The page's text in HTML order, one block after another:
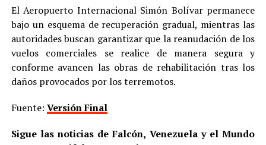
El Aeropuerto Internacional Simón Bolívar permanece
bajo un esquema de recuperación gradual, mientras las
autoridades buscan garantizar que la reanudación de los
vuelos comerciales se realice de manera segura y
conforme avancen las obras de rehabilitación tras los
daños provocados por los terremotos.
Fuente: Versión Final
Sigue las noticias de Falcón, Venezuela y el Mundo